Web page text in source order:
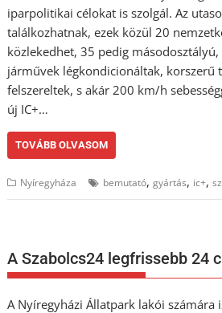
iparpolitikai célokat is szolgál. Az
találkozhatnak, ezek közül 20
közlekedhet, 35 pedig
járművek légkondicionáltak, korszerű
felszereltek, s akár 200 km/h
új IC+…
TOVÁBB OLVASOM
Nyíregyháza bemutató,gyártás, ic+,
A Szabolcs24 legfrissebb 24
A Nyíregyházi Állatpark lakói számára